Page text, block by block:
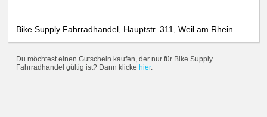
Bike Supply Fahrradhandel, Hauptstr. 311, Weil am Rhein
Du möchtest einen Gutschein kaufen, der nur für Bike Supply
Fahrradhandel gültig ist? Dann klicke hier.